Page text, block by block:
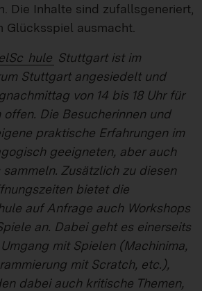
Die Inhalte sind zufallsgeneriert,
Glücksspiel ausmacht.
hule Stuttgart ist im
Stuttgart angesiedelt und
von 14 bis 18 Uhr für
Die Besucherinnen und
praktische Erfahrungen im
geeigneten, aber auch
Zusätzlich zu diesen
bietet die
auf Anfrage auch Workshops
an. Dabei geht es einerseits
mit Spielen (Machinima,
mit Scratch, etc.),
dabei auch kritische Themen,